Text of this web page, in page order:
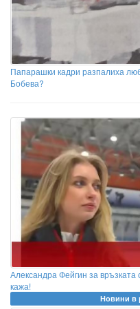
Папарашки кадри разпалиха
Бобева?
Александра Фейгин за
кажа!
Новини в